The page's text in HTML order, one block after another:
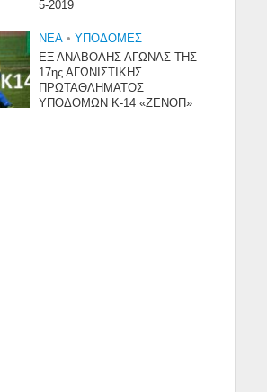
5-2019
NEA • ΥΠΟΔΟΜΈΣ
ΕΞ ΑΝΑΒΟΛΗΣ ΑΓΩΝΑΣ ΤΗΣ
17ης ΑΓΩΝΙΣΤΙΚΗΣ
ΠΡΩΤΑΘΛΗΜΑΤΟΣ
ΥΠΟΔΟΜΩΝ Κ-14 «ΖΕΝΟΠ»